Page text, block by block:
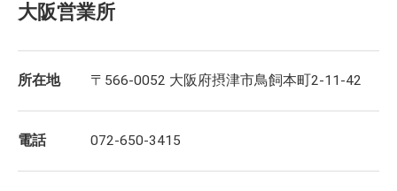
大阪営業所
所在地 〒566-0052 大阪府摂津市鳥飼本町2-11-42
電話 072-650-3415